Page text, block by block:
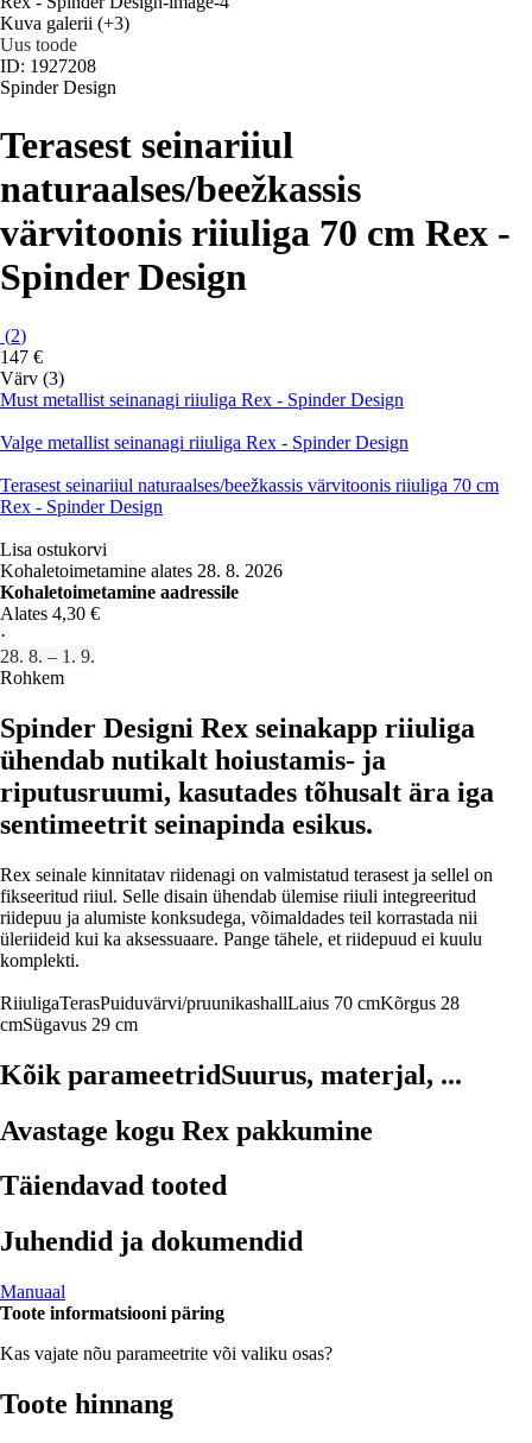
Kuva galerii (+3)
Uus toode
ID: 1927208
Spinder Design
Terasest seinariiul
naturaalses/beežkassis
värvitoonis riiuliga 70 cm Rex -
Spinder Design
(2)
147 €
Värv (3)
Must metallist seinanagi riiuliga Rex - Spinder Design
Valge metallist seinanagi riiuliga Rex - Spinder Design
Terasest seinariiul naturaalses/beežkassis värvitoonis riiuliga 70 cm
Rex - Spinder Design
Lisa ostukorvi
Kohaletoimetamine alates 28. 8. 2026
Kohaletoimetamine aadressile
Alates 4,30 €
·
28. 8. – 1. 9.
Rohkem
Spinder Designi Rex seinakapp riiuliga
ühendab nutikalt hoiustamis- ja
riputusruumi, kasutades tõhusalt ära iga
sentimeetrit seinapinda esikus.
Rex seinale kinnitatav riidenagi on valmistatud terasest ja sellel on
fikseeritud riiul. Selle disain ühendab ülemise riiuli integreeritud
riidepuu ja alumiste konksudega, võimaldades teil korrastada nii
üleriideid kui ka aksessuaare. Pange tähele, et riidepuud ei kuulu
komplekti.
RiiuligaTerasPuiduvärvi/pruunikashallLaius 70 cmKõrgus 28
cmSügavus 29 cm
Kõik parameetridSuurus, materjal, ...
Avastage kogu Rex pakkumine
Täiendavad tooted
Juhendid ja dokumendid
Manuaal
Toote informatsiooni päring
Kas vajate nõu parameetrite või valiku osas?
Toote hinnang